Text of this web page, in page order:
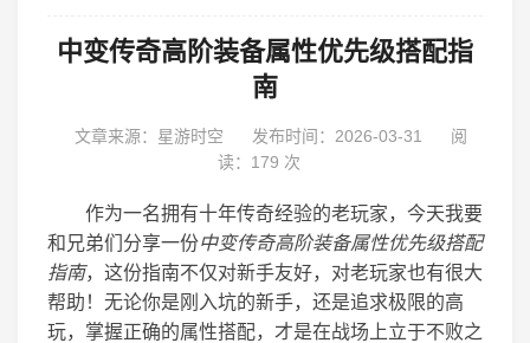
中变传奇高阶装备属性优先级搭配指
南
文章来源：星游时空 发布时间：2026-03-31
阅
读： 179 次
作为一名拥有十年传奇经验的老玩家，今天我要
和兄弟们分享一份中变传奇高阶装备属性优先级搭配
指南，这份指南不仅对新手友好，对老玩家也有很大
帮助！无论你是刚入坑的新手，还是追求极限的高
玩，掌握正确的属性搭配，才是在战场上立于不败之